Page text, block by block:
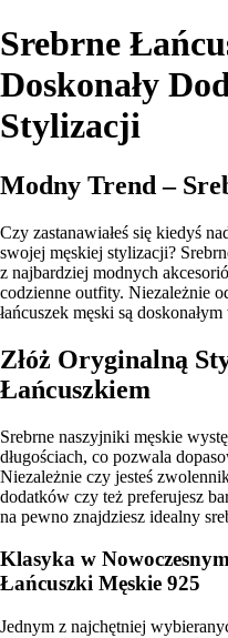
Srebrne
Doskonały
Stylizacji
Modny Trend –
Czy zastanawiałeś się kiedyś
swojej męskiej stylizacji?
z najbardziej modnych
codzienne outfity. Niezależnie
łańcuszek męski są
Złóż Oryginalną
Łańcuszkiem
Srebrne naszyjniki męskie
długościach, co pozwala
Niezależnie czy jesteś
dodatków czy też preferujesz
na pewno znajdziesz idealny
Klasyka w
Łańcuszki Męskie 925
Jednym z najchętniej